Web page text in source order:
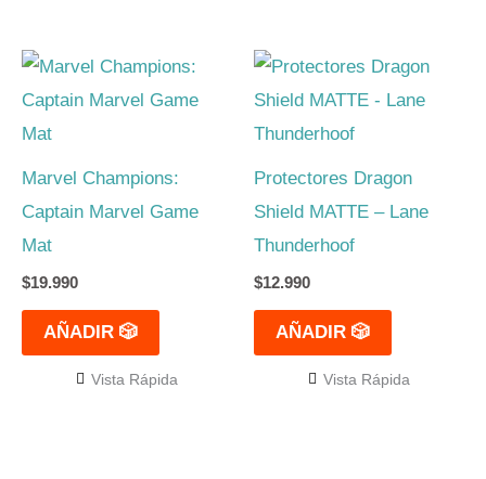
Marvel Champions:
Captain Marvel Game
Mat
$19.990
AÑADIR 🎲
Vista Rápida
Protectores Dragon
Shield MATTE – Lane
Thunderhoof
$12.990
AÑADIR 🎲
Vista Rápida